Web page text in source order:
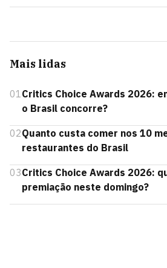
Mais lidas
01Critics Choice Awards 2026:
o Brasil concorre?
02Quanto custa comer nos 10
restaurantes do Brasil
03Critics Choice Awards 2026:
premiação neste domingo?